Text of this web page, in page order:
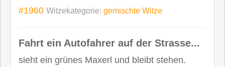
#1960 Witzekategorie: gemischte Witze
Fahrt ein Autofahrer auf der Strasse...
sieht ein grünes Maxerl und bleibt stehen.